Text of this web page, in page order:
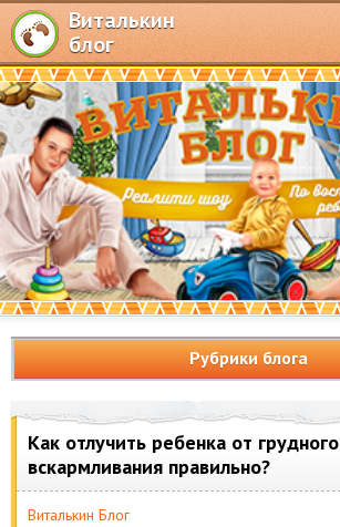
Виталькин
блог
Рубрики блога
Как отлучить ребенка от грудного
вскармливания правильно?
Виталькин Блог